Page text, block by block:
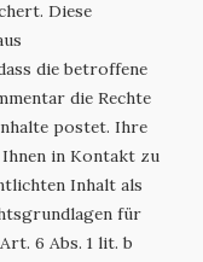
Diese
die betroffene
die Rechte
postet. Ihre
in Kontakt zu
Inhalt als
für
6 Abs. 1 lit. b